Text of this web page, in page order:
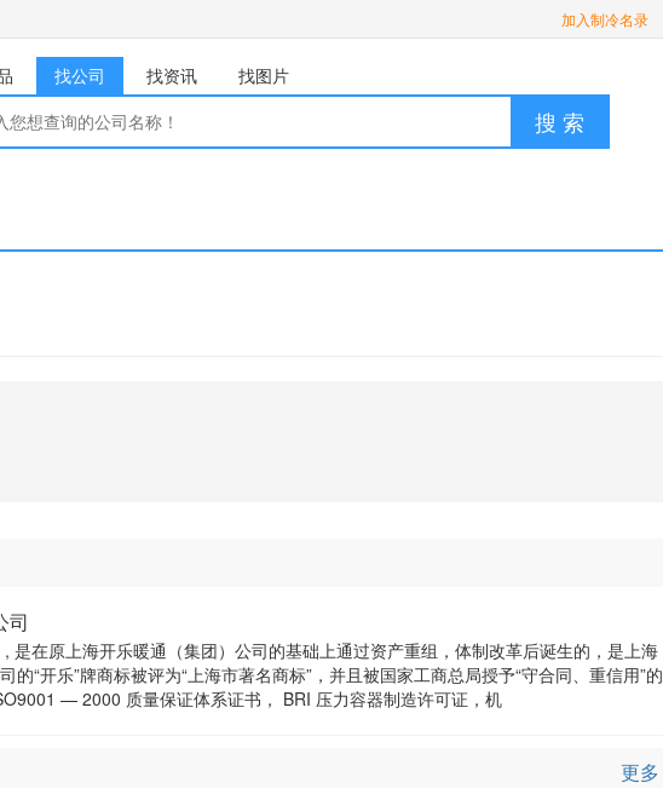
加入制冷名录
找公司 找资讯 找图片
搜 索
司
是在原上海开乐暖通（集团）公司的基础上通过资产重组，体制改革后诞生的，是上海
的“开乐”牌商标被评为“上海市著名商标”，并且被国家工商总局授予“守合同、重信用”的
— 2000 质量保证体系证书， BRI 压力容器制造许可证，机
更多